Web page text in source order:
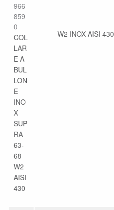
966
859
0
COL
LAR
E A
BUL
LON
E
INO
X
SUP
RA
63-
68
W2
AISI
430
W2 INOX AISI 430